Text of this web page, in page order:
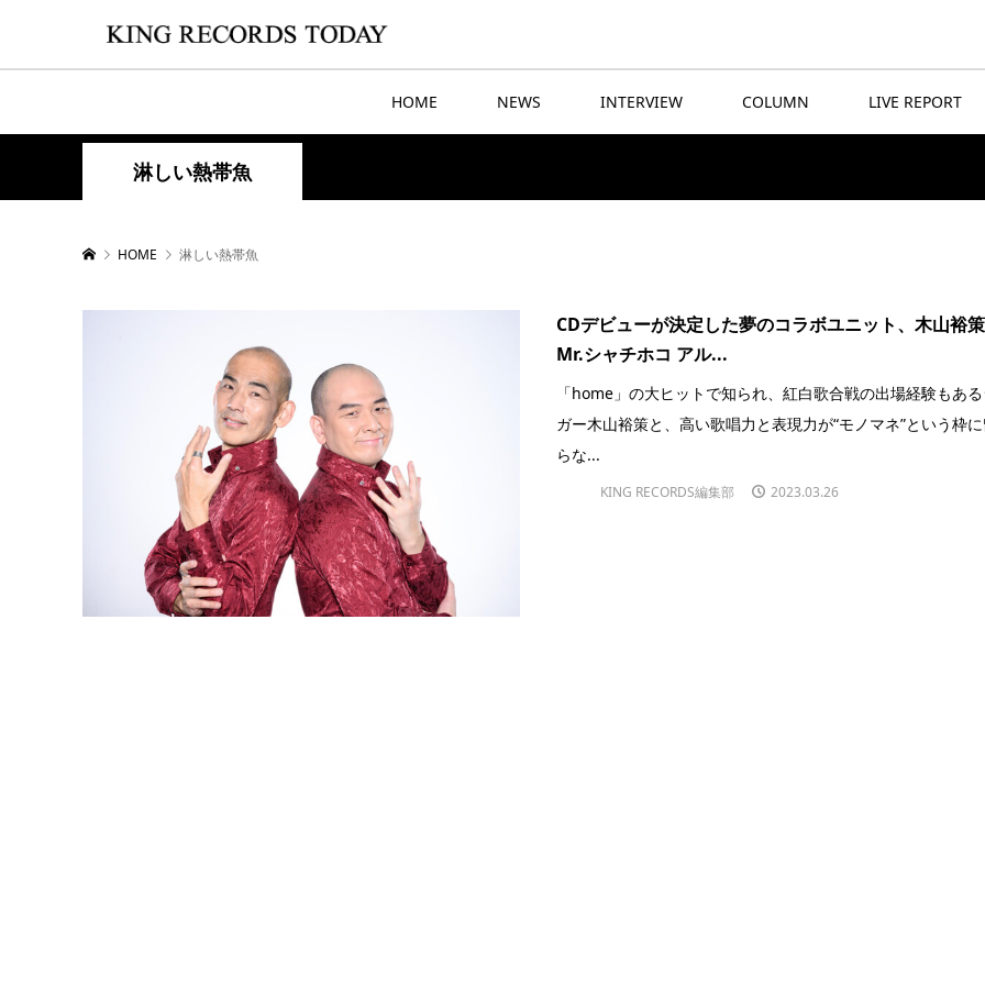
HOME NEWS INTERVIEW COLUMN LIVE REPORT
淋しい熱帯魚
HOME 淋しい熱帯魚
CDデビューが決定した夢のコラボユニット、木山裕
Mr.シャチホコ アル...
「home」の大ヒットで知られ、紅白歌合戦の出場経験もあ
ガー木山裕策と、高い歌唱力と表現力が“モノマネ”という枠
らな...
KING RECORDS編集部 2023.03.26